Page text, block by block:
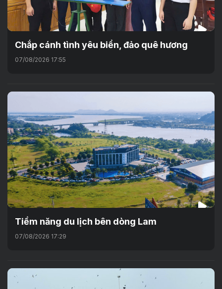
Chắp cánh tình yêu biển, đảo quê hương
07/08/2026 17:55
Tiềm năng du lịch bên dòng Lam
07/08/2026 17:29